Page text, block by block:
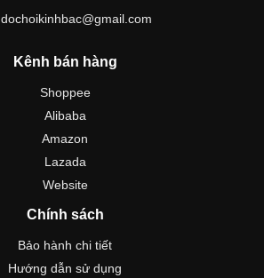
dochoikinhbac@gmail.com
Kênh bán hàng
Shoppee
Alibaba
Amazon
Lazada
Website
Chính sách
Bảo hành chi tiết
Hướng dẫn sử dụng